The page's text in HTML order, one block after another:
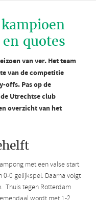
quotes
van ver. Het team
van de competitie
offs. Pas op de
Utrechtse club
overzicht van het
met een valse start
0-0 gelijkspel. Daarna volgt
Thuis tegen Rotterdam